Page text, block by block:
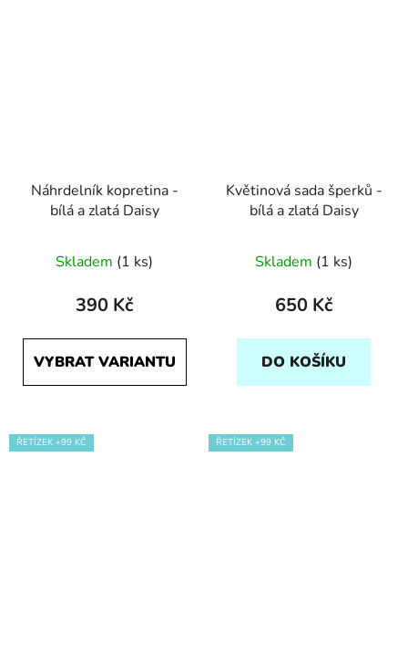
Náhrdelník kopretina -
bílá a zlatá Daisy
Skladem (1 ks)
390 Kč
VYBRAT VARIANTU
Květinová sada šperků -
bílá a zlatá Daisy
Skladem (1 ks)
650 Kč
DO KOŠÍKU
ŘETÍZEK +99 KČ ŘETÍZEK +99 KČ